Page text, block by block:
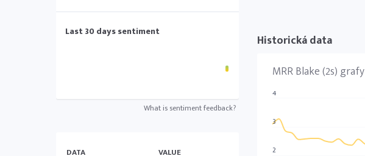
Last 30 days sentiment
What is sentiment feedback?
DATA
VALUE
Historická data
MRR Blake (2s) grafy
2
3
4